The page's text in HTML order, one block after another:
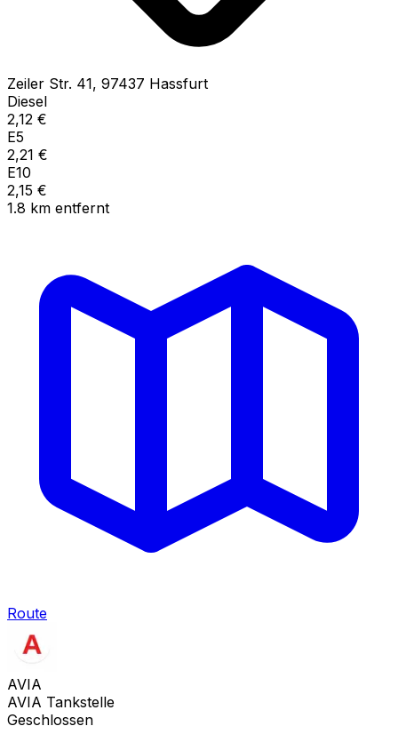
Zeiler Str. 41, 97437 Hassfurt
Diesel
2,12 €
E5
2,21 €
E10
2,15 €
1.8 km entfernt
Route
AVIA
AVIA Tankstelle
Geschlossen